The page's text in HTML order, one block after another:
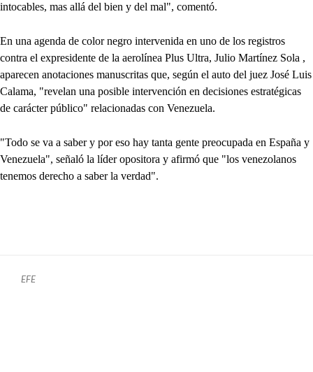
intocables, mas allá del bien y del mal", comentó.
En una agenda de color negro intervenida en uno de los registros
contra el expresidente de la aerolínea Plus Ultra, Julio Martínez Sola ,
aparecen anotaciones manuscritas que, según el auto del juez José Luis
Calama, "revelan una posible intervención en decisiones estratégicas
de carácter público" relacionadas con Venezuela.
"Todo se va a saber y por eso hay tanta gente preocupada en España y
Venezuela", señaló la líder opositora y afirmó que "los venezolanos
tenemos derecho a saber la verdad".
EFE